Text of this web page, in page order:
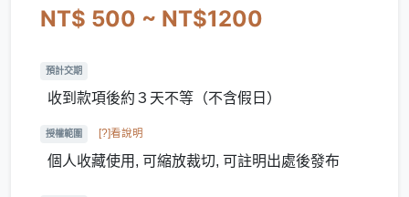
NT$ 500 ~ NT$1200
預計交期
收到款項後約３天不等（不含假日）
授權範圍 [?]看說明
個人收藏使用, 可縮放裁切, 可註明出處後發布